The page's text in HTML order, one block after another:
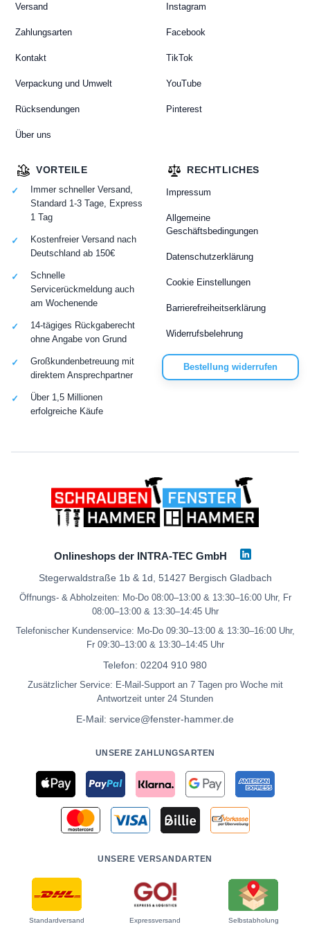
Versand
Zahlungsarten
Kontakt
Verpackung und Umwelt
Rücksendungen
Über uns
Instagram
Facebook
TikTok
YouTube
Pinterest
RECHTLICHES
Impressum
Allgemeine
Geschäftsbedingungen
Datenschutzerklärung
Cookie Einstellungen
Barrierefreiheitserklärung
Widerrufsbelehrung
Bestellung widerrufen
VORTEILE
Immer schneller Versand,
Standard 1-3 Tage, Express
1 Tag
Kostenfreier Versand nach
Deutschland ab 150€
Schnelle
Servicerückmeldung auch
am Wochenende
14-tägiges Rückgaberecht
ohne Angabe von Grund
Großkundenbetreuung mit
direktem Ansprechpartner
Über 1,5 Millionen
erfolgreiche Käufe
Onlineshops der INTRA-TEC GmbH
Stegerwaldstraße 1b & 1d, 51427 Bergisch Gladbach
Öffnungs- & Abholzeiten: Mo-Do 08:00–13:00 & 13:30–16:00 Uhr, Fr
08:00–13:00 & 13:30–14:45 Uhr
Telefonischer Kundenservice: Mo-Do 09:30–13:00 & 13:30–16:00 Uhr,
Fr 09:30–13:00 & 13:30–14:45 Uhr
Telefon: 02204 910 980
Zusätzlicher Service: E-Mail-Support an 7 Tagen pro Woche mit
Antwortzeit unter 24 Stunden
E-Mail: service@fenster-hammer.de
UNSERE ZAHLUNGSARTEN
UNSERE VERSANDARTEN
Standardversand Expressversand Selbstabholung